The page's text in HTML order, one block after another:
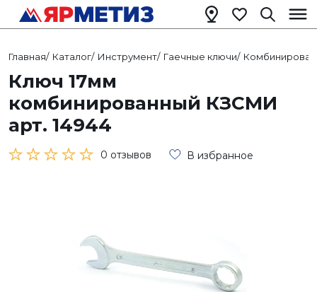
Главная/ Каталог/ Инструмент/ Гаечные ключи/
Ключ 17мм
комбинированный КЗСМИ
арт. 14944
0 отзывов В избранное